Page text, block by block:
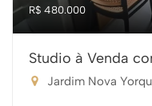
R$ 480.000
Studio à Venda
Jardim Nova